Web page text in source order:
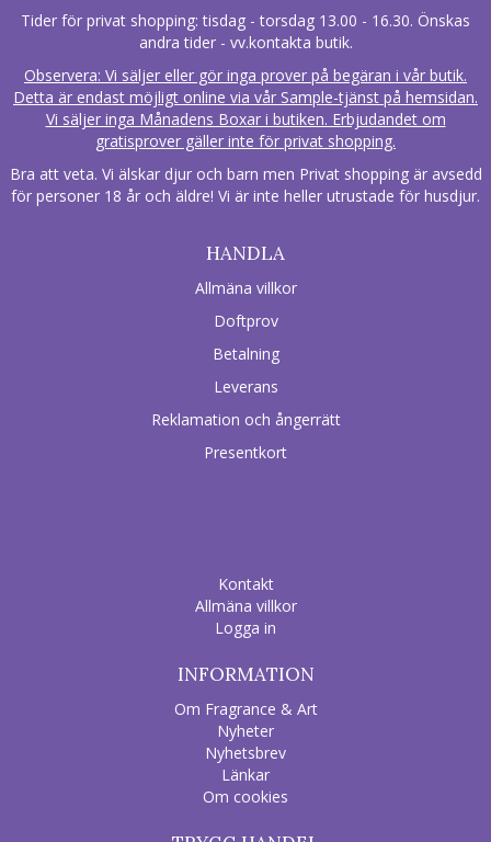
Tider för privat shopping: tisdag - torsdag 13.00 - 16.30. Önskas
andra tider - vv.kontakta butik.
Observera: Vi säljer eller gör inga prover på begäran i vår butik.
Detta är endast möjligt online via vår Sample-tjänst på hemsidan.
Vi säljer inga Månadens Boxar i butiken. Erbjudandet om
gratisprover gäller inte för privat shopping.
Bra att veta. Vi älskar djur och barn men Privat shopping är avsedd
för personer 18 år och äldre! Vi är inte heller utrustade för husdjur.
HANDLA
Allmäna villkor
Doftprov
Betalning
Leverans
Reklamation och ångerrätt
Presentkort
Kontakt
Allmäna villkor
Logga in
INFORMATION
Om Fragrance & Art
Nyheter
Nyhetsbrev
Länkar
Om cookies